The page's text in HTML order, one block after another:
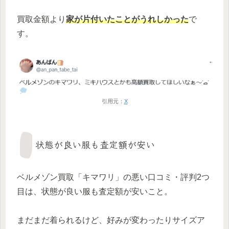
買取金額より 家が片付いたことがうれしかったで
す。
引用元： X
状態が良い服も査定額が安い
ベルメゾン買取「キマワリ」の悪い口コミ・評判2つ
目は、状態が良い服も査定額が安いこと。
まだまだ着られるけど、好みが変わったりサイズア